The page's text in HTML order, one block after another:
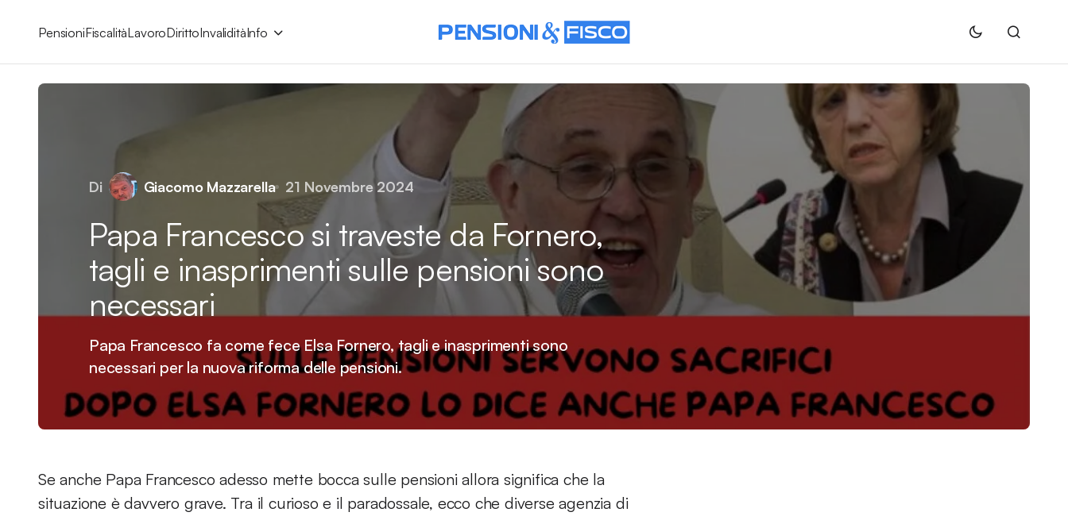
PensioniFiscalitàLavoroDirittoInvaliditàInfo
Di Giacomo Mazzarella 21 Novembre 2024
Papa Francesco si traveste da Fornero,
tagli e inasprimenti sulle pensioni sono
necessari
Papa Francesco fa come fece Elsa Fornero, tagli e inasprimenti sono
necessari per la nuova riforma delle pensioni.
Se anche Papa Francesco adesso mette bocca sulle pensioni allora significa che la
situazione è davvero grave. Tra il curioso e il paradossale, ecco che diverse agenzia di